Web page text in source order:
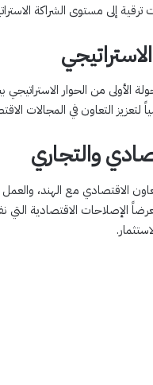
ترقية إلى مستوى الشراكة
لتعزيز التعاون في المجالات
والتجاري
الإصلاحات الاقتصادية